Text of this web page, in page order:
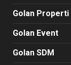
Golan Properti
Golan Event
Golan SDM